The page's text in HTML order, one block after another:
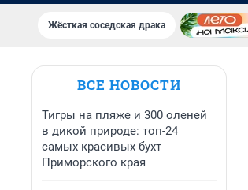
Жёсткая соседская драка
ВСЕ НОВОСТИ
Тигры на пляже и 300 оленей
в дикой природе: топ-24
самых красивых бухт
Приморского края